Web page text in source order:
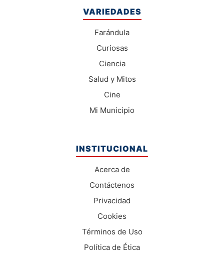
VARIEDADES
Farándula
Curiosas
Ciencia
Salud y Mitos
Cine
Mi Municipio
INSTITUCIONAL
Acerca de
Contáctenos
Privacidad
Cookies
Términos de Uso
Política de Ética